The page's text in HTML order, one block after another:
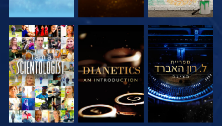
בדוק את הסדרה בדוק את הסדרה צפה